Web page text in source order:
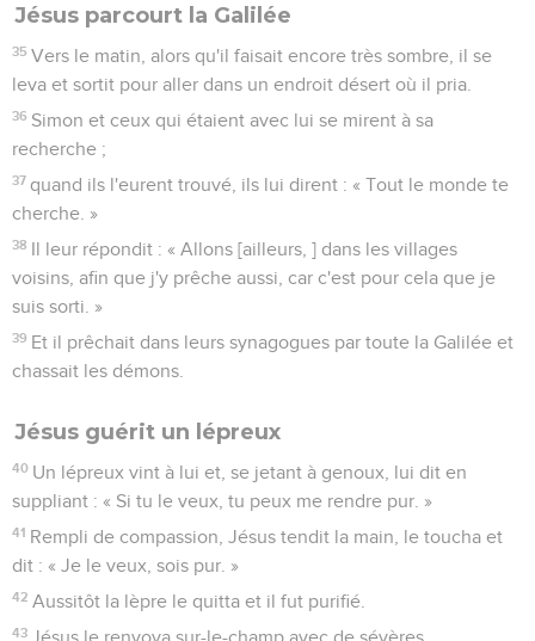
Jésus parcourt la Galilée
35 Vers le matin, alors qu'il faisait encore très sombre, il se
leva et sortit pour aller dans un endroit désert où il pria.
36 Simon et ceux qui étaient avec lui se mirent à sa
recherche ;
37 quand ils l'eurent trouvé, ils lui dirent : « Tout le monde te
cherche. »
38 Il leur répondit : « Allons [ailleurs, ] dans les villages
voisins, afin que j'y prêche aussi, car c'est pour cela que je
suis sorti. »
39 Et il prêchait dans leurs synagogues par toute la Galilée et
chassait les démons.
Jésus guérit un lépreux
40 Un lépreux vint à lui et, se jetant à genoux, lui dit en
suppliant : « Si tu le veux, tu peux me rendre pur. »
41 Rempli de compassion, Jésus tendit la main, le toucha et
dit : « Je le veux, sois pur. »
42 Aussitôt la lèpre le quitta et il fut purifié.
43 Jésus le renvoya sur-le-champ avec de sévères